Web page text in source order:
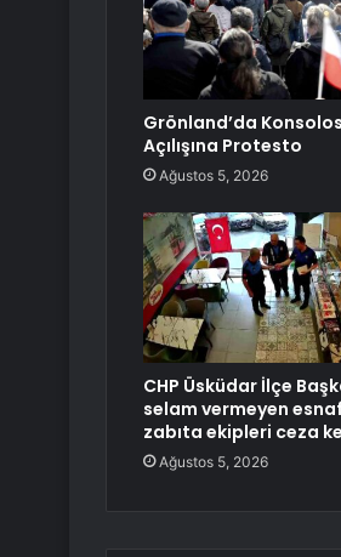
Grönland’da
Açılışına Protesto
Ağustos 5, 2026
CHP Üsküdar İlçe
selam vermeyen
zabıta ekipleri ceza
Ağustos 5, 2026